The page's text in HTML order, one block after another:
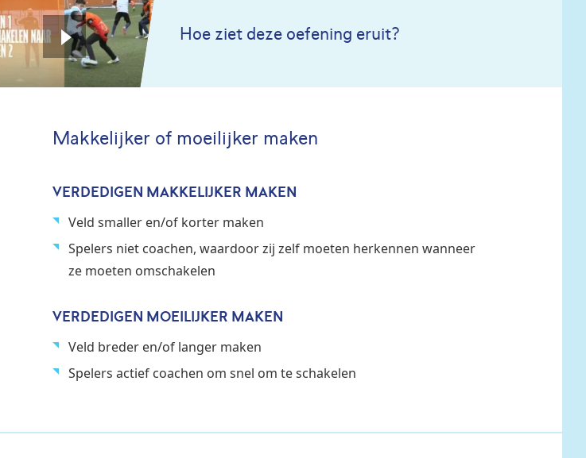
Hoe ziet deze oefening eruit?
Makkelijker of moeilijker maken
VERDEDIGEN MAKKELIJKER MAKEN
Veld smaller en/of korter maken
Spelers niet coachen, waardoor zij zelf moeten herkennen wanneer
ze moeten omschakelen
VERDEDIGEN MOEILIJKER MAKEN
Veld breder en/of langer maken
Spelers actief coachen om snel om te schakelen